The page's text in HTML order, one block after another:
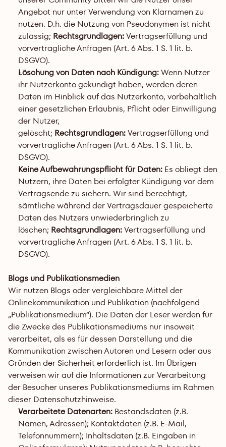
Angebot nur unter Verwendung von Klarnamen zu
nutzen. D.h. die Nutzung von Pseudonymen ist nicht
zulässig; Rechtsgrundlagen: Vertragserfüllung und
vorvertragliche Anfragen (Art. 6 Abs. 1 S. 1 lit. b.
DSGVO).
Löschung von Daten nach Kündigung: Wenn Nutzer
ihr Nutzerkonto gekündigt haben, werden deren
Daten im Hinblick auf das Nutzerkonto, vorbehaltlich
einer gesetzlichen Erlaubnis, Pflicht oder Einwilligung
der Nutzer,
gelöscht; Rechtsgrundlagen: Vertragserfüllung und
vorvertragliche Anfragen (Art. 6 Abs. 1 S. 1 lit. b.
DSGVO).
Keine Aufbewahrungspflicht für Daten: Es obliegt den
Nutzern, ihre Daten bei erfolgter Kündigung vor dem
Vertragsende zu sichern. Wir sind berechtigt,
sämtliche während der Vertragsdauer gespeicherte
Daten des Nutzers unwiederbringlich zu
löschen; Rechtsgrundlagen: Vertragserfüllung und
vorvertragliche Anfragen (Art. 6 Abs. 1 S. 1 lit. b.
DSGVO).
Blogs und Publikationsmedien
Wir nutzen Blogs oder vergleichbare Mittel der
Onlinekommunikation und Publikation (nachfolgend
„Publikationsmedium“). Die Daten der Leser werden für
die Zwecke des Publikationsmediums nur insoweit
verarbeitet, als es für dessen Darstellung und die
Kommunikation zwischen Autoren und Lesern oder aus
Gründen der Sicherheit erforderlich ist. Im Übrigen
verweisen wir auf die Informationen zur Verarbeitung
der Besucher unseres Publikationsmediums im Rahmen
dieser Datenschutzhinweise.
Verarbeitete Datenarten: Bestandsdaten (z.B.
Namen, Adressen); Kontaktdaten (z.B. E-Mail,
Telefonnummern); Inhaltsdaten (z.B. Eingaben in